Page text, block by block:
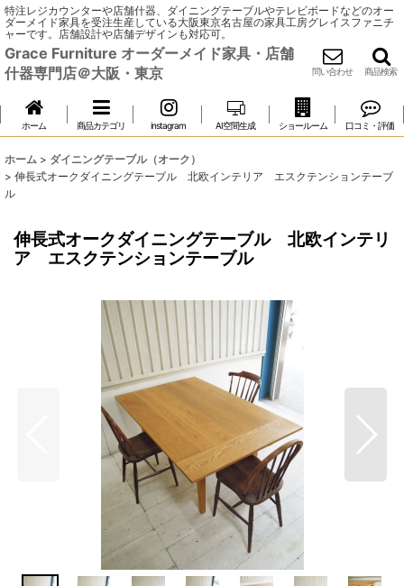
特注レジカウンターや店舗什器、ダイニングテーブルやテレビボードなどのオー
ダーメイド家具を受注生産している大阪東京名古屋の家具工房グレイスファニチ
ャーです。店舗設計や店舗デザインも対応可。
Grace Furniture オーダーメイド家具・店舗
什器専門店＠大阪・東京
問い合わせ 商品検索
ホーム 商品カテゴリ instagram AI空間生成 ショールーム 口コミ・評価
ホーム > ダイニングテーブル（オーク）
> 伸長式オークダイニングテーブル 北欧インテリア エスクテンションテーブ
ル
伸長式オークダイニングテーブル 北欧インテリ
ア エスクテンションテーブル